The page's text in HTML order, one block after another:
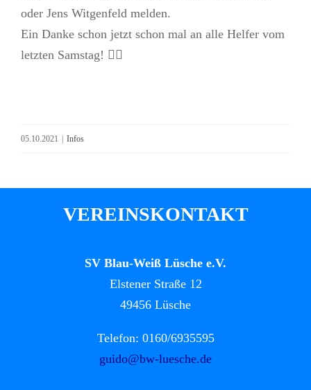
oder Jens Witgenfeld melden.
Ein Danke schon jetzt schon mal an alle Helfer vom
letzten Samstag! 👍🏼
05.10.2021 | Infos
VEREINSKONTAKT
SV Blau-Weiß Lüsche e.V.
Elstener Straße 12
49456 Lüsche
Telefon: 0160/6935595
guido@bw-luesche.de